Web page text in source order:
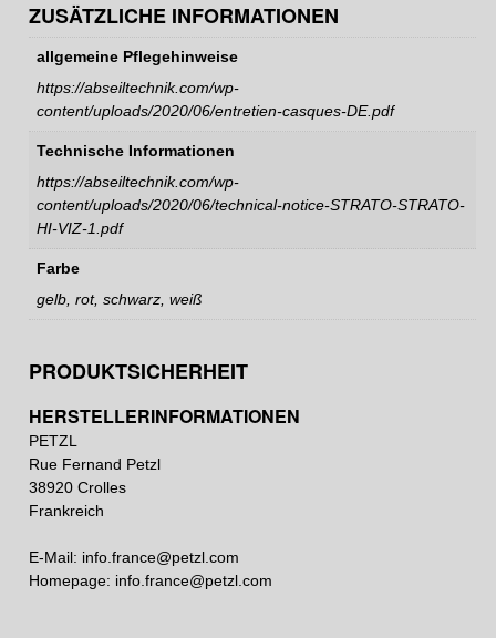
ZUSÄTZLICHE INFORMATIONEN
allgemeine Pflegehinweise
https://abseiltechnik.com/wp-
content/uploads/2020/06/entretien-casques-DE.pdf
Technische Informationen
https://abseiltechnik.com/wp-
content/uploads/2020/06/technical-notice-STRATO-STRATO-
HI-VIZ-1.pdf
Farbe
gelb, rot, schwarz, weiß
PRODUKTSICHERHEIT
HERSTELLERINFORMATIONEN
PETZL
Rue Fernand Petzl
38920 Crolles
Frankreich
E-Mail: info.france@petzl.com
Homepage: info.france@petzl.com